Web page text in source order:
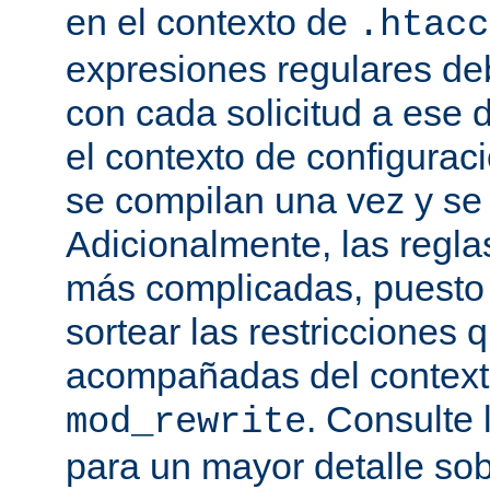
en el contexto de
expresiones regulares
con cada solicitud a ese
el contexto de
se compilan una vez y
Adicionalmente, las
más complicadas,
sortear las restricciones
acompañadas del
mod_rewrite.
para un mayor detalle